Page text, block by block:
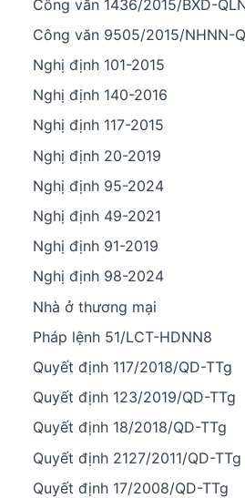
Công văn 1436/2015/BXD-
Công văn 9505/2015/NHNN-
Nghị định 101-2015
Nghị định 140-2016
Nghị định 117-2015
Nghị định 20-2019
Nghị định 95-2024
Nghị định 49-2021
Nghị định 91-2019
Nghị định 98-2024
Nhà ở thương mại
Pháp lệnh 51/LCT-HDNN8
Quyết định 117/2018/QD-TTg
Quyết định 123/2019/QD-TTg
Quyết định 18/2018/QD-TTg
Quyết định 2127/2011/QD-TTg
Quyết định 17/2008/QD-TTg